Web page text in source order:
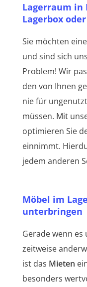
Lagerraum in
Lagerbox
Sie möchten
und sind sich
Problem! Wir
den von Ihnen
nie für
müssen.
optimieren Sie
einnimmt.
jedem anderen
Möbel im
unterbringen
Gerade wenn es
zeitweise
ist das Mieten
besonders